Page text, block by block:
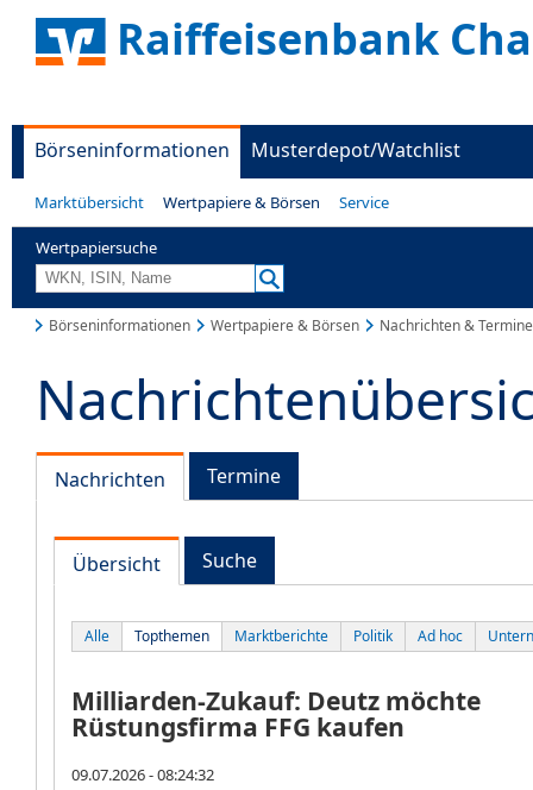
Raiffeisenbank
Börseninformationen Musterdepot/Watchlist
Marktübersicht Wertpapiere & Börsen Service
Wertpapiersuche
Börseninformationen Wertpapiere & Börsen Nachrichten & Termine
Nachrichten Termine
Übersicht Suche
Alle Topthemen Marktberichte Politik Ad hoc
Milliarden-Zukauf: Deutz möchte
Rüstungsfirma FFG kaufen
09.07.2026 - 08:24:32